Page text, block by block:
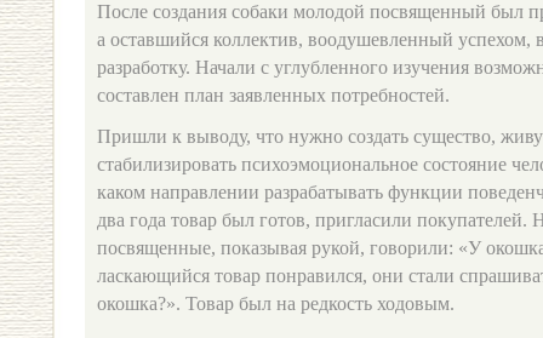
После создания собаки молодой посвященный был
а оставшийся коллектив, воодушевленный успехом,
разработку. Начали с углубленного изучения
составлен план заявленных потребностей.
Пришли к выводу, что нужно создать существо,
стабилизировать психоэмоциональное состояние
каком направлении разрабатывать функции
два года товар был готов, пригласили покупателей.
посвященные, показывая рукой, говорили: «У
ласкающийся товар понравился, они стали
окошка?». Товар был на редкость ходовым.